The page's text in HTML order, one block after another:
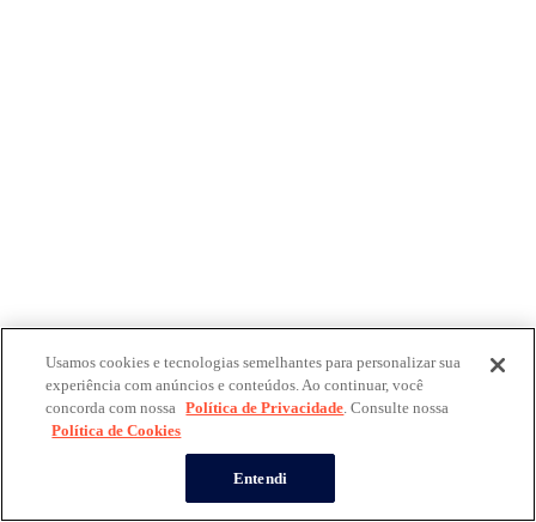
Usamos cookies e tecnologias semelhantes para personalizar sua
experiência com anúncios e conteúdos. Ao continuar, você
concorda com nossa Política de Privacidade. Consulte nossa
Política de Cookies
Entendi